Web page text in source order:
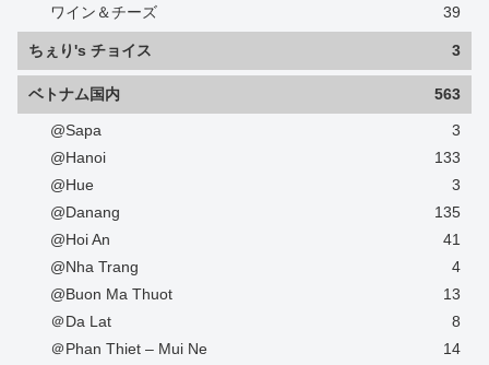
ワイン＆チーズ 39
ちぇり's チョイス 3
ベトナム国内 563
@Sapa
3
@Hanoi
133
@Hue
3
@Danang
135
@Hoi An
41
@Nha Trang
4
@Buon Ma Thuot
13
＠Da Lat
8
＠Phan Thiet – Mui Ne
14